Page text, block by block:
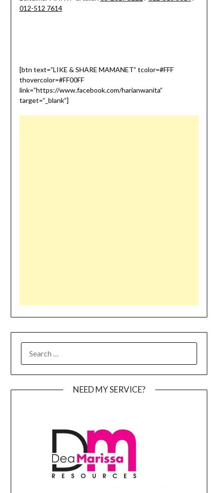
012-512 7614
[btn text=”LIKE & SHARE MAMANET” tcolor=#FFF
thovercolor=#FF00FF
link=”https://www.facebook.com/harianwanita”
target=”_blank”]
NEED MY SERVICE?